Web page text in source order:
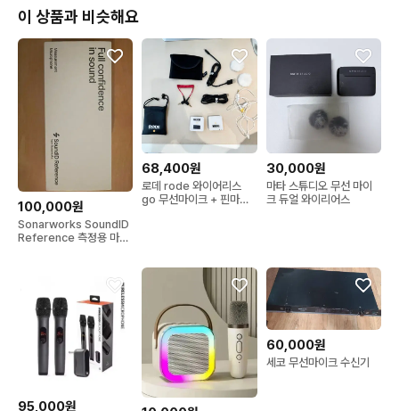
원산지: 일본 설계 (중국 OEM 생산)
이 상품과 비슷해요
100,000원
Sonarworks SoundID
Reference 측정용 마이
68,400원
로데 rode 와이어리스
go 무선마이크 + 핀마이
30,000원
마타 스튜디오 무선 마이
크 듀얼 와이리어스
95,000원
60,000원
세코 무선마이크 수신기